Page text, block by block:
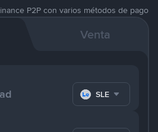
P2P con varios métodos de pago
Venta
SLE